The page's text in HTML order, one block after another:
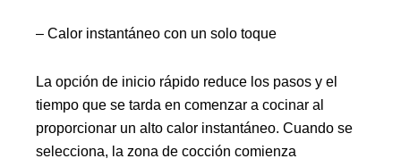
– Calor instantáneo con un solo toque
La opción de inicio rápido reduce los pasos y el
tiempo que se tarda en comenzar a cocinar al
proporcionar un alto calor instantáneo. Cuando se
selecciona, la zona de cocción comienza